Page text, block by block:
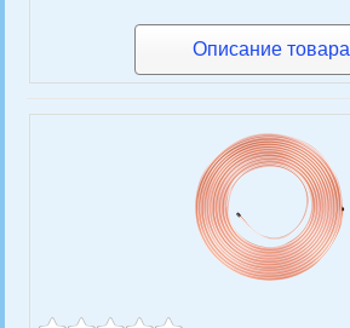
Описание товара